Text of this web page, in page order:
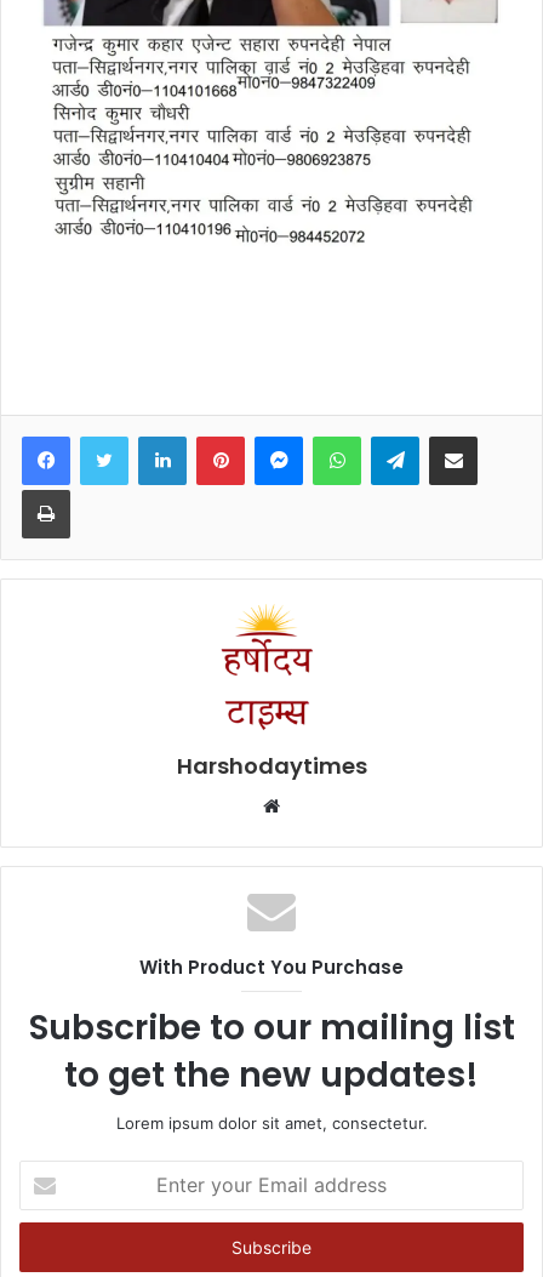
FacebookTwitter LinkedInPinterestMessengerWhatsAppTelegramShare via Email
Print
Harshodaytimes
Website
With Product You Purchase
Subscribe to our mailing list
to get the new updates!
Lorem ipsum dolor sit amet, consectetur.
your
Email